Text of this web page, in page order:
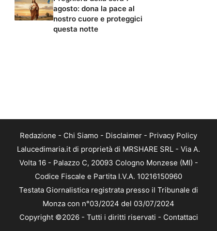
agosto: dona la pace al
nostro cuore e proteggici
questa notte
Redazione - Chi Siamo - Disclaimer - Privacy Policy
Lalucedimaria.it di proprietà di MRSHARE SRL - Via A.
Volta 16 - Palazzo C, 20093 Cologno Monzese (MI) -
Codice Fiscale e Partita I.V.A. 10216150960
Testata Giornalistica registrata presso il Tribunale di
Monza con n°03/2024 del 03/07/2024
Copyright ©2026 - Tutti i diritti riservati - Contattaci